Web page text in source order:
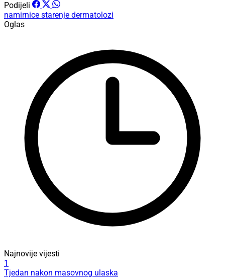
Podijeli
namirnice starenje dermatolozi
Oglas
Najnovije vijesti
1
Tjedan nakon masovnog ulaska